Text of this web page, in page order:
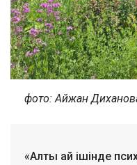
фото: Айжан
«Алты ай ішінде